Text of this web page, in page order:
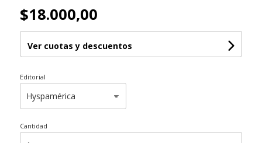
$18.000,00
Ver cuotas y descuentos
Editorial
Cantidad